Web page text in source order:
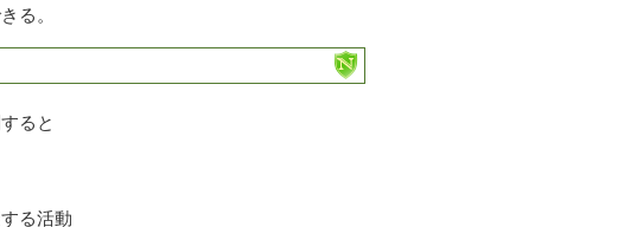
る。
ると
る活動